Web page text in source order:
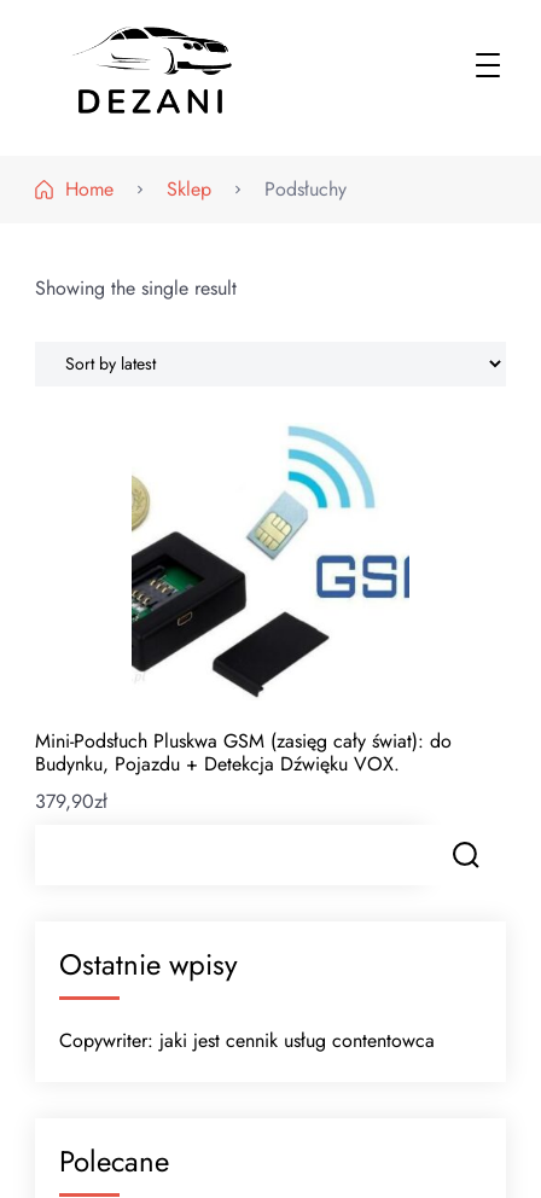
Home
Sklep Podsłuchy
Showing the single result
Mini-Podsłuch Pluskwa GSM (zasięg cały świat): do
Budynku, Pojazdu + Detekcja Dźwięku VOX.
379,90zł
Ostatnie wpisy
Copywriter: jaki jest cennik usług contentowca
Polecane